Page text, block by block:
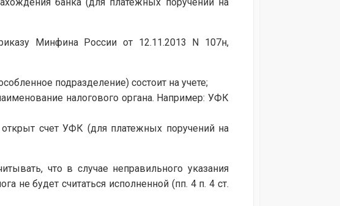
Минфина России от 12.11.2013 N 107н,
подразделение) состоит на учете;
налогового органа. Например: УФК
счет УФК (для платежных поручений на
что в случае неправильного указания
не будет считаться исполненной (пп. 4 п. 4 ст.